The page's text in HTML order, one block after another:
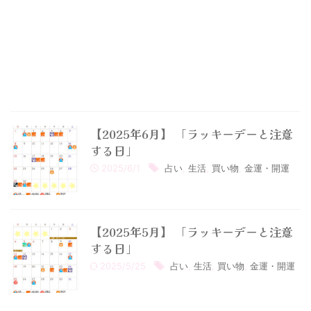
【2025年6月】 「ラッキーデーと注意
する日」
2025/6/1 占い 生活 買い物 金運・開運
【2025年5月】 「ラッキーデーと注意
する日」
2025/5/25 占い 生活 買い物 金運・開運